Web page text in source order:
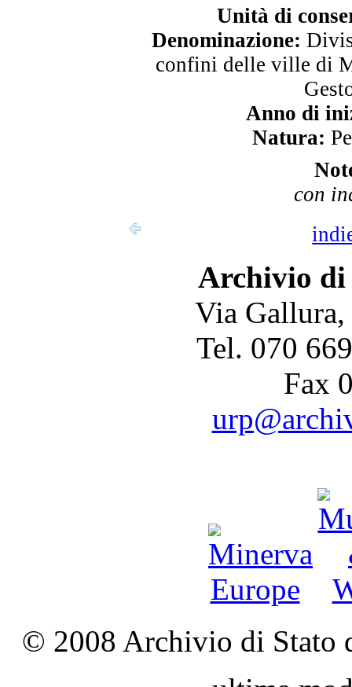
Unità di
Denominazione:
confini delle ville di
Anno di
Natura:
con
Archivio
Via
Tel. 070
Fax
© 2008 Archivio di Stato